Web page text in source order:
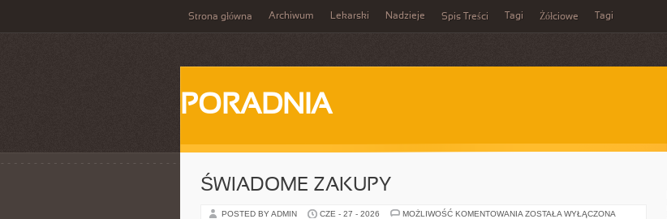
Strona główna Archiwum Lekarski Nadzieje Spis Treści Tagi Żółciowe Tagi
PORADNIA
ŚWIADOME ZAKUPY
POSTED BY ADMIN CZE - 27 - 2026 MOŻLIWOŚĆ KOMENTOWANIA ŚWIADOME
ZOSTAŁA WYŁĄCZONA